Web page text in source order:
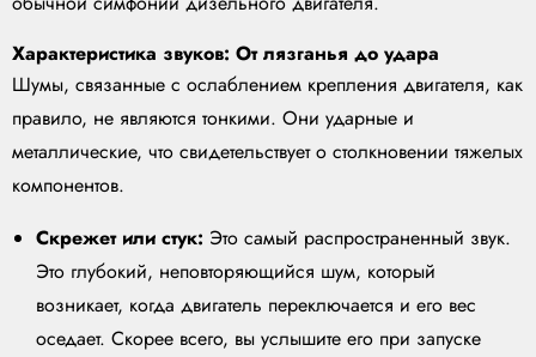
Характеристика звуков: От лязганья до удара
Шумы, связанные с ослаблением крепления двигателя, как
правило, не являются тонкими. Они ударные и
металлические, что свидетельствует о столкновении тяжелых
компонентов.
Скрежет или стук: Это самый распространенный звук.
Это глубокий, неповторяющийся шум, который
возникает, когда двигатель переключается и его вес
оседает. Скорее всего, вы услышите его при запуске